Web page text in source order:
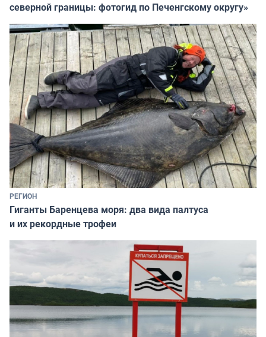
северной границы: фотогид по Печенгскому округу»
РЕГИОН
Гиганты Баренцева моря: два вида палтуса
и их рекордные трофеи